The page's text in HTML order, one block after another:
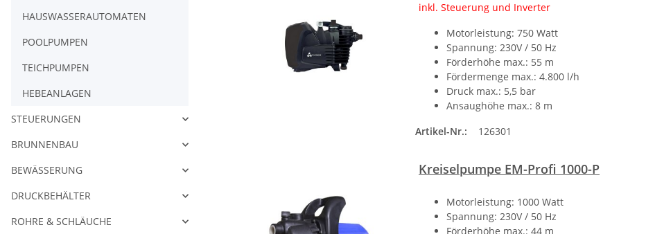
inkl. Steuerung und Inverter
Motorleistung: 750 Watt
Spannung: 230V / 50 Hz
Förderhöhe max.: 55 m
Fördermenge max.: 4.800 l/h
Druck max.: 5,5 bar
Ansaughöhe max.: 8 m
Artikel-Nr.:
126301
Kreiselpumpe EM-Profi 1000-P
Motorleistung: 1000 Watt
Spannung: 230V / 50 Hz
Förderhöhe max.: 44 m
HAUSWASSERAUTOMATEN
POOLPUMPEN
TEICHPUMPEN
HEBEANLAGEN
STEUERUNGEN
BRUNNENBAU
BEWÄSSERUNG
DRUCKBEHÄLTER
ROHRE & SCHLÄUCHE